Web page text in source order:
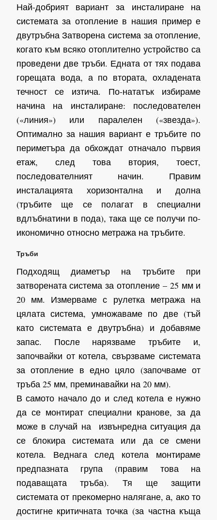
Най-добрият вариант за инсталиране на
системата за отопление в нашия пример е
двутръбна Затворена система за отопление,
когато към всяко отоплително устройство са
проведени две тръби. Едната от тях подава
горещата вода, а по втората, охладената
течност се изтича. По-нататък избираме
начина на инсталиране: последователен
(«линия») или паралелен («звезда»).
Оптимално за нашия вариант е тръбите по
периметъра да обхождат отначало първия
етаж, след това втория, тоест,
последователният начин. Правим
инсталацията хоризонтална и долна
(тръбите ще се полагат в специални
вдлъбнатини в пода), така ще се получи по-
икономично относно метража на тръбите.
Тръби
Подходящ диаметър на тръбите при
затворената система за отопление – 25 мм и
20 мм. Измерваме с рулетка метража на
цялата система, умножаваме по две (тъй
като системата е двутръбна) и добавяме
запас. После нарязваме тръбите и,
започвайки от котела, свързваме системата
за отопление в едно цяло (започваме от
тръба 25 мм, преминавайки на 20 мм).
В самото начало до и след котела е нужно
да се монтират специални кранове, за да
може в случай на извънредна ситуация да
се блокира системата или да се смени
котела. Веднага след котела монтираме
предпазната група (правим това на
подаващата тръба). Тя ще защити
системата от прекомерно налягане, а, ако то
достигне критичната точка (за частна къща